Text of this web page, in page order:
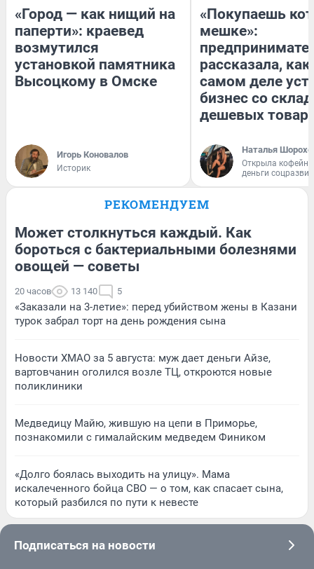
«Город — как нищий на
паперти»: краевед
возмутился
установкой памятника
Высоцкому в Омске
Игорь Коновалов
Историк
«Покупаешь
мешке»:
рассказала, как
самом деле
бизнес со
дешевых
Наталья
Открыла
деньги
РЕКОМЕНДУЕМ
Может столкнуться каждый. Как
бороться с бактериальными болезнями
овощей — советы
20 часов 13 140 5
«Заказали на 3-летие»: перед убийством жены в Казани
турок забрал торт на день рождения сына
Новости ХМАО за 5 августа: муж дает деньги Айзе,
вартовчанин оголился возле ТЦ, откроются новые
поликлиники
Медведицу Майю, жившую на цепи в Приморье,
познакомили с гималайским медведем Фиником
«Долго боялась выходить на улицу». Мама
искалеченного бойца СВО — о том, как спасает сына,
который разбился по пути к невесте
Подписаться на новости